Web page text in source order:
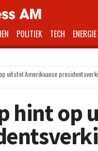
POLITIEK TECH ENERGIE
uitstel Amerikaanse
hint op